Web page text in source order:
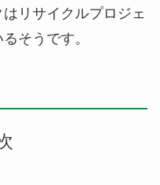
リサイクルプロジェ
そうです。